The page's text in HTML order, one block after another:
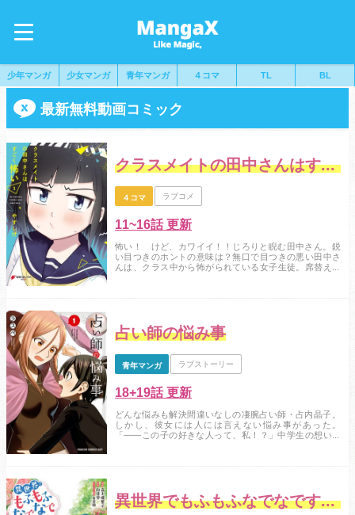
少年マンガ 少女マンガ 青年マンガ ４コマ TL BL
最新無料動画コミック
クラスメイトの田中さんはすごく怖い
４コマ ラブコメ
11~16話 更新
怖い！ けど、カワイイ！！じろりと睨む田中さん。鋭
い目つきのホントの意味は？無口で目つきの悪い田中さ
んは、クラス中から怖がられている女子生徒。席替えで
占い師の悩み事
青年マンガ ラブストーリー
18+19話 更新
どんな悩みも解決間違いなしの凄腕占い師・占内晶子。
しかし、彼女には人には言えない悩み事があった。
「――この子の好きな人って、私！？」中学生の想いに
異世界でもふもふなでなでするためにがんばってます。